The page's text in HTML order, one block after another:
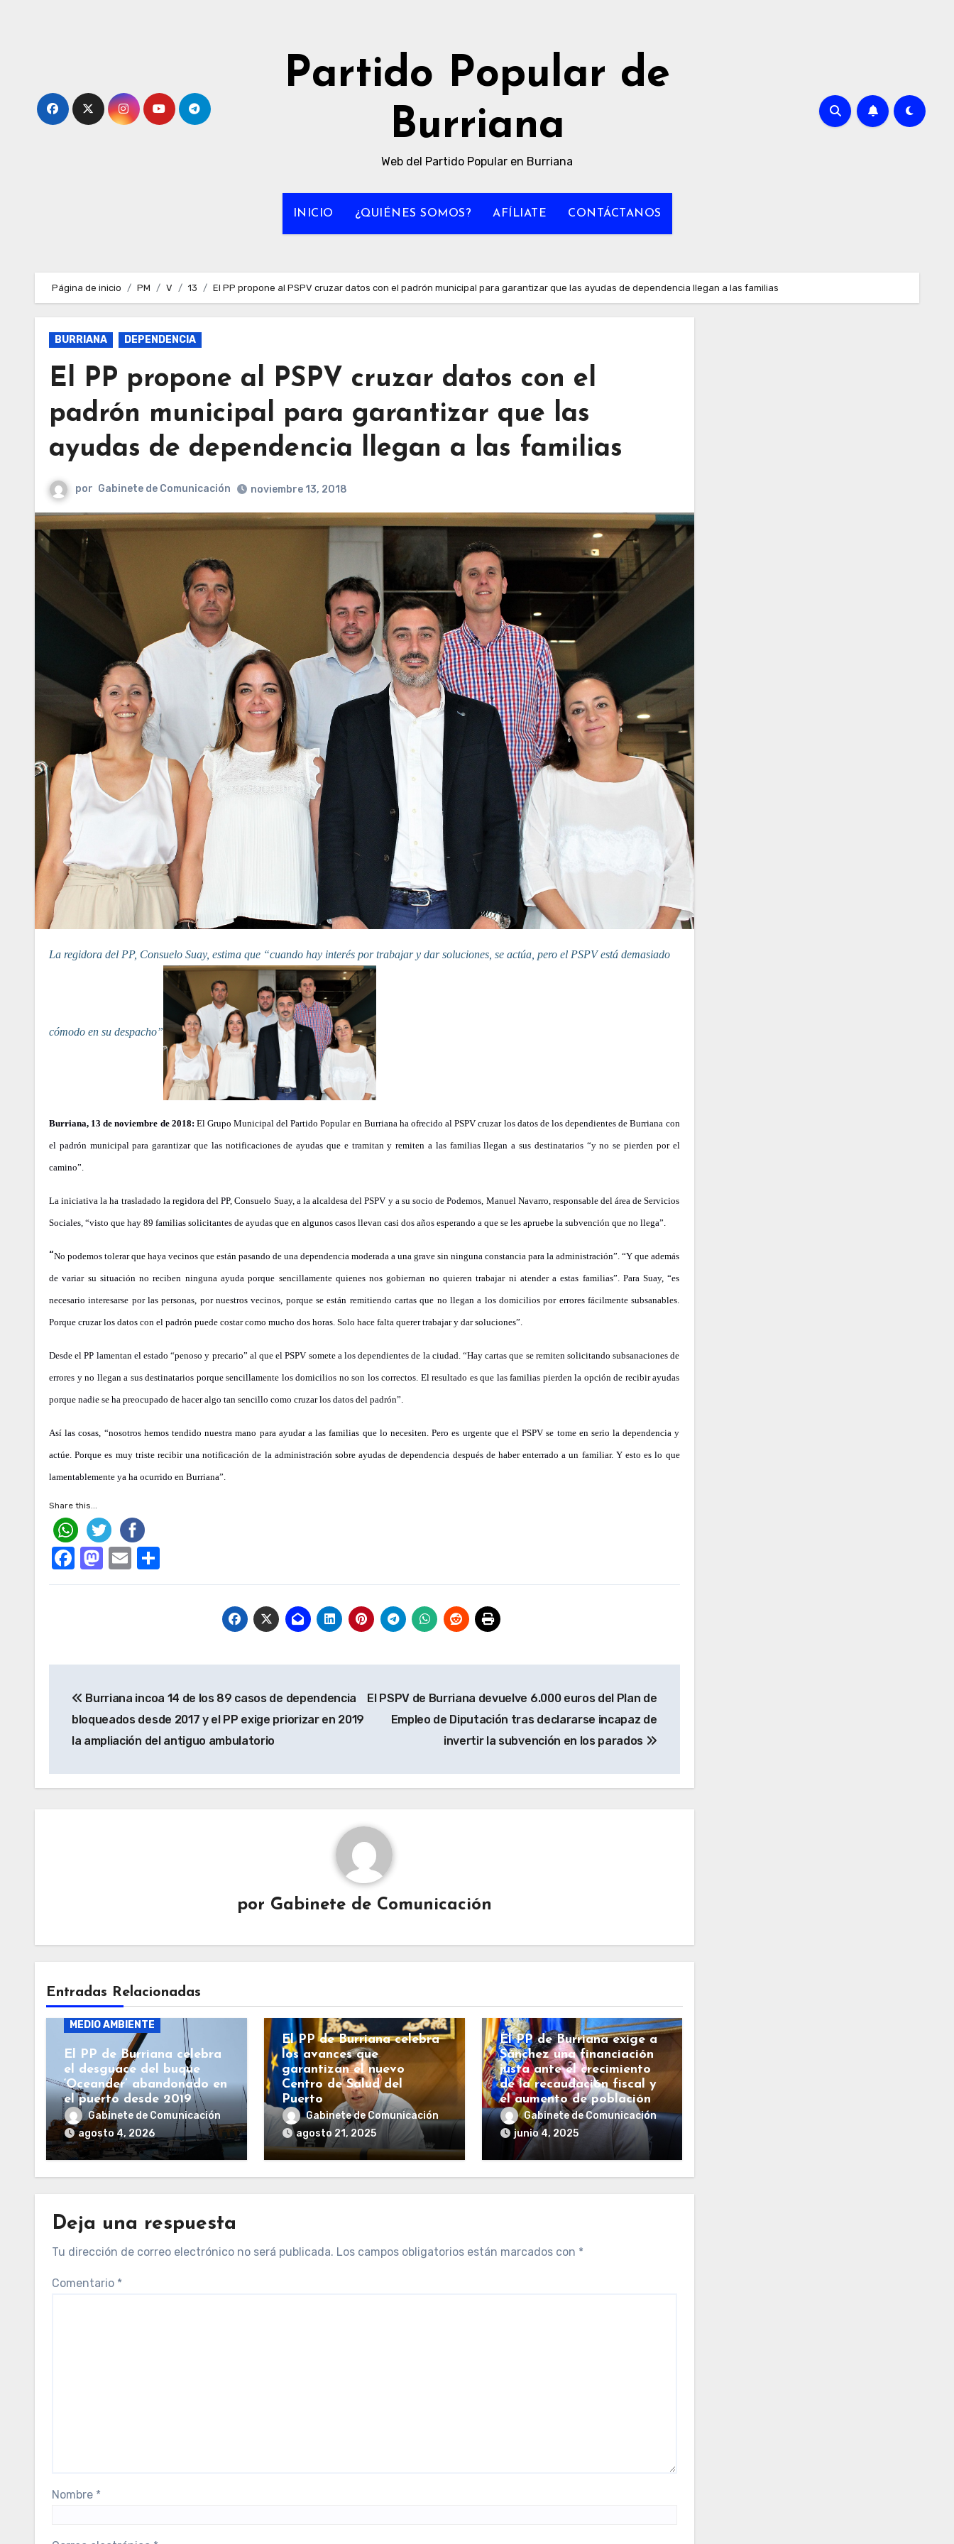
Partido Popular de
Burriana
Web del Partido Popular en Burriana
INICIO ¿QUIÉNES SOMOS? AFÍLIATE CONTÁCTANOS
Página de inicio PM V 13 El PP propone al PSPV cruzar datos con el padrón municipal para garantizar que las ayudas de dependencia llegan a las familias
BURRIANA DEPENDENCIA
El PP propone al PSPV cruzar datos con el
padrón municipal para garantizar que las
ayudas de dependencia llegan a las familias
por Gabinete de Comunicación noviembre 13, 2018
La regidora del PP, Consuelo Suay, estima que “cuando hay interés por trabajar y dar soluciones, se actúa, pero el PSPV está demasiado
cómodo en su despacho”
Burriana, 13 de noviembre de 2018: El Grupo Municipal del Partido Popular en Burriana ha ofrecido al PSPV cruzar los datos de los dependientes de Burriana con
el padrón municipal para garantizar que las notificaciones de ayudas que e tramitan y remiten a las familias llegan a sus destinatarios “y no se pierden por el
camino”.
La iniciativa la ha trasladado la regidora del PP, Consuelo Suay, a la alcaldesa del PSPV y a su socio de Podemos, Manuel Navarro, responsable del área de Servicios
Sociales, “visto que hay 89 familias solicitantes de ayudas que en algunos casos llevan casi dos años esperando a que se les apruebe la subvención que no llega”.
“No podemos tolerar que haya vecinos que están pasando de una dependencia moderada a una grave sin ninguna constancia para la administración”. “Y que además
de variar su situación no reciben ninguna ayuda porque sencillamente quienes nos gobiernan no quieren trabajar ni atender a estas familias”. Para Suay, “es
necesario interesarse por las personas, por nuestros vecinos, porque se están remitiendo cartas que no llegan a los domicilios por errores fácilmente subsanables.
Porque cruzar los datos con el padrón puede costar como mucho dos horas. Solo hace falta querer trabajar y dar soluciones”.
Desde el PP lamentan el estado “penoso y precario” al que el PSPV somete a los dependientes de la ciudad. “Hay cartas que se remiten solicitando subsanaciones de
errores y no llegan a sus destinatarios porque sencillamente los domicilios no son los correctos. El resultado es que las familias pierden la opción de recibir ayudas
porque nadie se ha preocupado de hacer algo tan sencillo como cruzar los datos del padrón”.
Así las cosas, “nosotros hemos tendido nuestra mano para ayudar a las familias que lo necesiten. Pero es urgente que el PSPV se tome en serio la dependencia y
actúe. Porque es muy triste recibir una notificación de la administración sobre ayudas de dependencia después de haber enterrado a un familiar. Y esto es lo que
lamentablemente ya ha ocurrido en Burriana”.
Share this...
Facebook
Mastodon
Email
de
entradas
Burriana incoa 14 de los 89 casos de dependencia
bloqueados desde 2017 y el PP exige priorizar en 2019
la ampliación del antiguo ambulatorio
El PSPV de Burriana devuelve 6.000 euros del Plan de
Empleo de Diputación tras declararse incapaz de
invertir la subvención en los parados
por Gabinete de Comunicación
Entradas Relacionadas
BURRIANA
GENERALITAT
MEDIO AMBIENTE
El PP de Burriana celebra
el desguace del buque
‘Oceander’ abandonado en
el puerto desde 2019
Gabinete de Comunicación
agosto 4, 2026
GENERALITAT
Sanidad
El PP de Burriana celebra
los avances que
garantizan el nuevo
Centro de Salud del
Puerto
Gabinete de Comunicación
agosto 21, 2025
POLÍTICA
El PP de Burriana exige a
Sánchez una financiación
justa ante el crecimiento
de la recaudación fiscal y
el aumento de población
Gabinete de Comunicación
junio 4, 2025
Deja una respuesta
Tu dirección de correo electrónico no será publicada. Los campos obligatorios están marcados con *
Comentario *
Nombre *